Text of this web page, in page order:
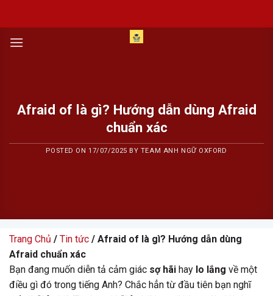
content
Afraid of là gì? Hướng dẫn dùng Afraid
chuẩn xác
POSTED ON17/07/2025 BY TEAM ANH NGỮ OXFORD
Trang Chủ / Tin tức / Afraid of là gì? Hướng dẫn dùng
Afraid chuẩn xác
Bạn đang muốn diễn tả cảm giác sợ hãi hay lo lắng về một
điều gì đó trong tiếng Anh? Chắc hẳn từ đầu tiên bạn nghĩ